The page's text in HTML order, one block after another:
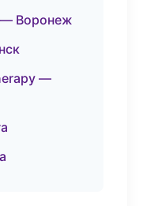
— Воронеж
—